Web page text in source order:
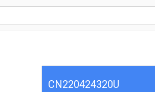
CN220424320U